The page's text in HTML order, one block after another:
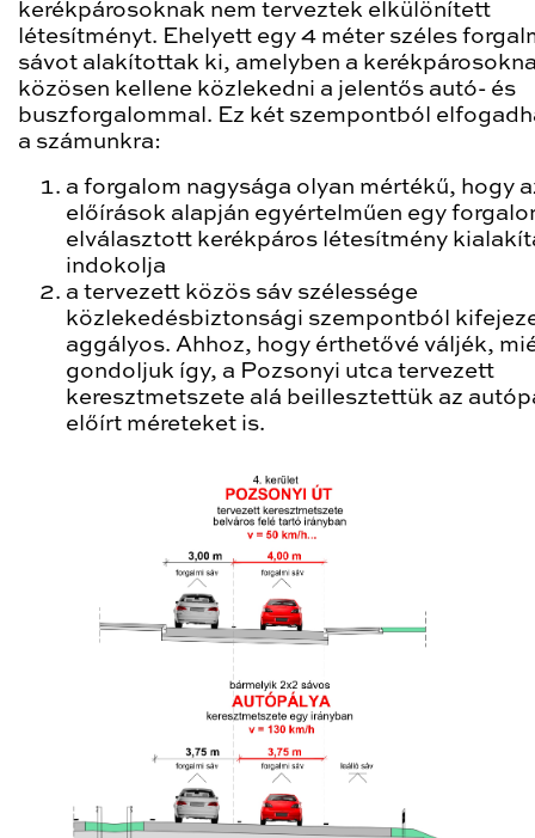
kerékpárosoknak nem terveztek elkülönített
létesítményt. Ehelyett egy 4 méter széles
sávot alakítottak ki, amelyben a
közösen kellene közlekedni a jelentős autó- és
buszforgalommal. Ez két szempontból
a számunkra:
a forgalom nagysága olyan mértékű, hogy
előírások alapján egyértelműen egy
elválasztott kerékpáros létesítmény
indokolja
a tervezett közös sáv szélessége
közlekedésbiztonsági szempontból
aggályos. Ahhoz, hogy érthetővé váljék,
gondoljuk így, a Pozsonyi utca tervezett
keresztmetszete alá beillesztettük az
előírt méreteket is.